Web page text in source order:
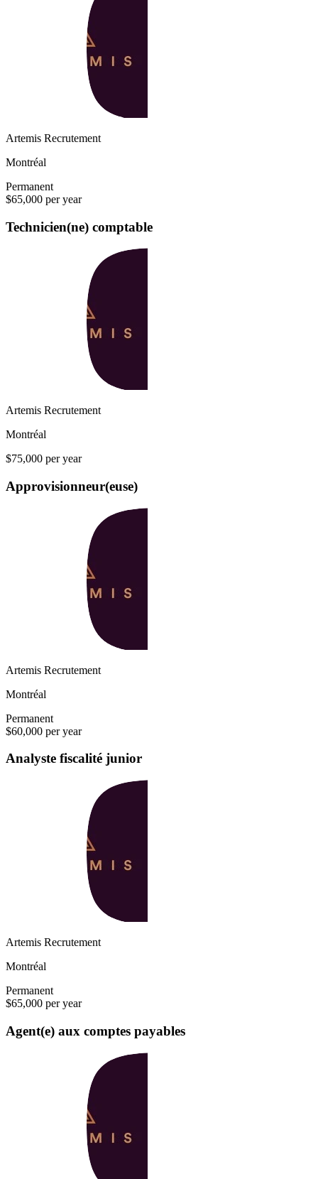
Artemis Recrutement
Montréal
Permanent
$65,000 per year
Technicien(ne) comptable
Artemis Recrutement
Montréal
$75,000 per year
Approvisionneur(euse)
Artemis Recrutement
Montréal
Permanent
$60,000 per year
Analyste fiscalité junior
Artemis Recrutement
Montréal
Permanent
$65,000 per year
Agent(e) aux comptes payables